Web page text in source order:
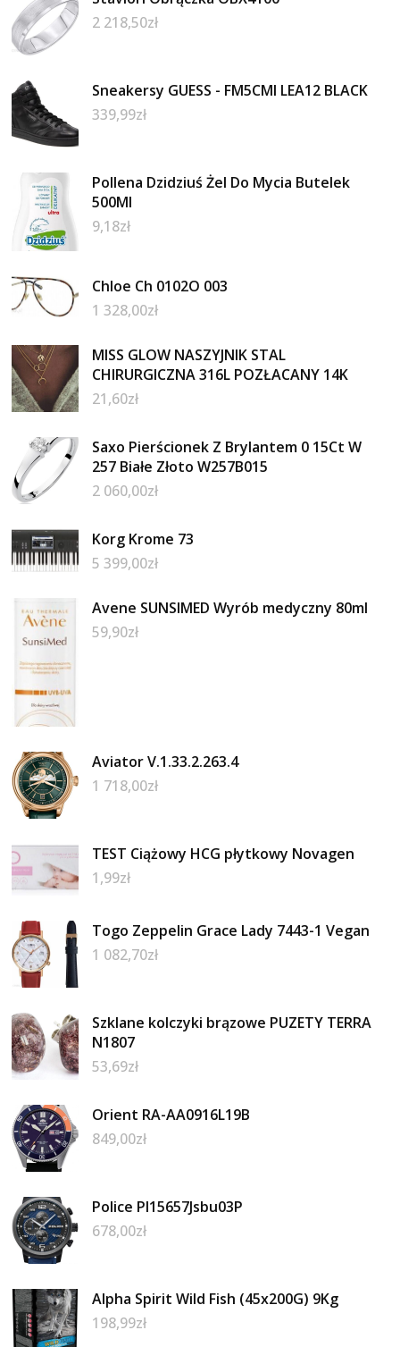
2 218,50zł
Sneakersy GUESS - FM5CMI LEA12 BLACK
339,99zł
Pollena Dzidziuś Żel Do Mycia Butelek
500Ml
9,18zł
Chloe Ch 0102O 003
1 328,00zł
MISS GLOW NASZYJNIK STAL
CHIRURGICZNA 316L POZŁACANY 14K
21,60zł
Saxo Pierścionek Z Brylantem 0 15Ct W
257 Białe Złoto W257B015
2 060,00zł
Korg Krome 73
5 399,00zł
Avene SUNSIMED Wyrób medyczny 80ml
59,90zł
Aviator V.1.33.2.263.4
1 718,00zł
TEST Ciążowy HCG płytkowy Novagen
1,99zł
Togo Zeppelin Grace Lady 7443-1 Vegan
1 082,70zł
Szklane kolczyki brązowe PUZETY TERRA
N1807
53,69zł
Orient RA-AA0916L19B
849,00zł
Police Pl15657Jsbu03P
678,00zł
Alpha Spirit Wild Fish (45x200G) 9Kg
198,99zł